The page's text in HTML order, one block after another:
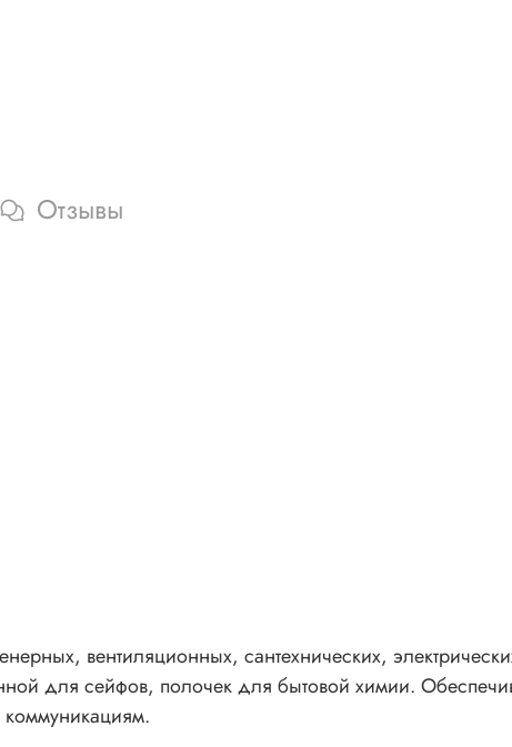
Отзывы
вентиляционных, сантехнических,
для сейфов, полочек для бытовой химии.